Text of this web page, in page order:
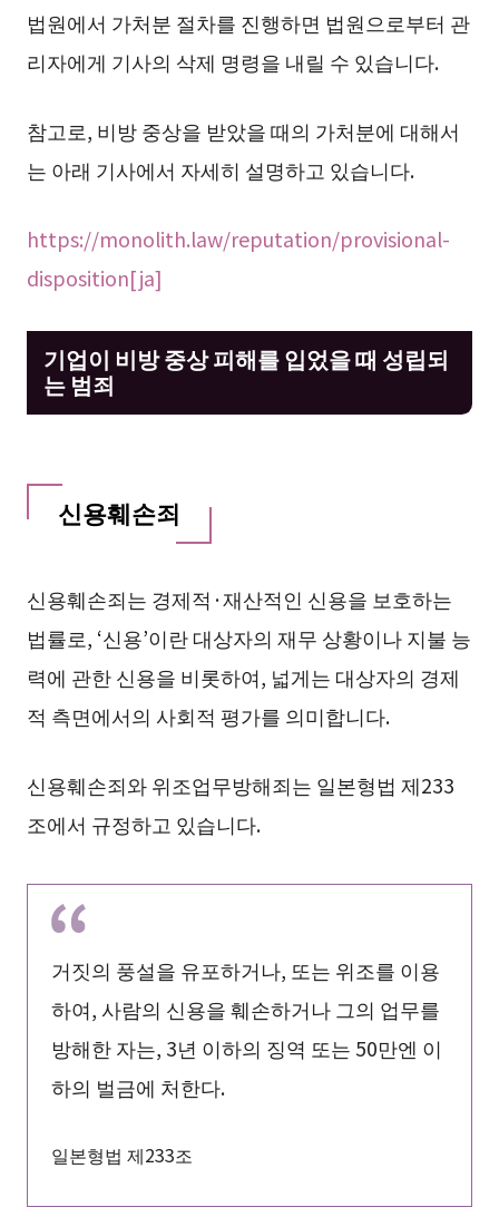
법원에서 가처분 절차를 진행하면 법원으로부터 관
리자에게 기사의 삭제 명령을 내릴 수 있습니다.
참고로, 비방 중상을 받았을 때의 가처분에 대해서
는 아래 기사에서 자세히 설명하고 있습니다.
https://monolith.law/reputation/provisional-
disposition[ja]
기업이 비방 중상 피해를 입었을 때 성립되
는 범죄
신용훼손죄
신용훼손죄는 경제적·재산적인 신용을 보호하는
법률로, ‘신용’이란 대상자의 재무 상황이나 지불 능
력에 관한 신용을 비롯하여, 넓게는 대상자의 경제
적 측면에서의 사회적 평가를 의미합니다.
신용훼손죄와 위조업무방해죄는 일본형법 제233
조에서 규정하고 있습니다.
거짓의 풍설을 유포하거나, 또는 위조를 이용
하여, 사람의 신용을 훼손하거나 그의 업무를
방해한 자는, 3년 이하의 징역 또는 50만엔 이
하의 벌금에 처한다.
일본형법 제233조